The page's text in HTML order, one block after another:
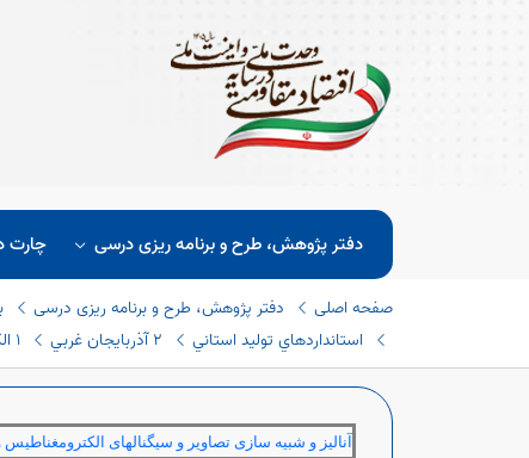
دفتر پژوهش، طرح و برنامه ریزی درسی چارت
صفحه اصلی دفتر پژوهش، طرح و برنامه ریزی درسی
استانداردهاي توليد استاني
٢ آذربايجان غربي ١ الكترونيك
آنالیز و شبیه سازی تصاویر و سیگنالهای الکترومغناطیس